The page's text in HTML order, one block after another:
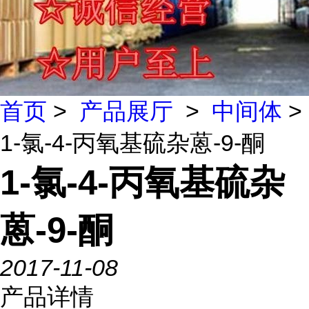
首页 > 产品展厅 > 中间体 >
1-氯-4-丙氧基硫杂蒽-9-酮
1-氯-4-丙氧基硫杂
蒽-9-酮
2017-11-08
产品详情